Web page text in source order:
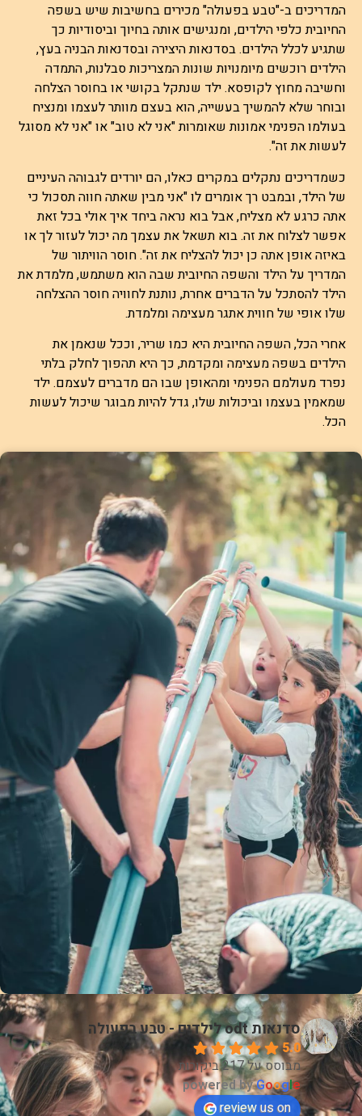
המדריכים ב-"טבע בפעולה" מכירים בחשיבות שיש בשפה
החיובית כלפי הילדים, ומנגישים אותה בחיוך וביסודיות כך
שתגיע לכלל הילדים. בסדנאות היצירה ובסדנאות הבניה בעץ,
הילדים רוכשים מיומנויות שונות המצריכות סבלנות, התמדה
וחשיבה מחוץ לקופסא. ילד שנתקל בקושי או בחוסר הצלחה
ובוחר שלא להמשיך בעשייה, הוא בעצם מוותר לעצמו ומנציח
בעולמו הפנימי אמונות שאומרות "אני לא טוב" או "אני לא מסוגל
לעשות את זה".
כשמדריכים נתקלים במקרים כאלו, הם יורדים לגבוהה העיניים
של הילד, ובמבט רך אומרים לו "אני מבין שאתה חווה תסכול כי
אתה כרגע לא מצליח, אבל בוא נראה ביחד איך אולי בכל זאת
אפשר לצלוח את זה. בוא תשאל את עצמך מה יכול לעזור לך או
באיזה אופן אתה כן יכול להצליח את זה". חוסר הוויתור של
המדריך על הילד והשפה החיובית שבה הוא משתמש, מלמדת את
הילד להסתכל על הדברים אחרת, נותנת לחוויה חוסר ההצלחה
שלו אופי של חווית אתגר מעצימה ומלמדת.
אחרי הכל, השפה החיובית היא כמו שריר, וככל שנאמן את
הילדים בשפה מעצימה ומקדמת, כך היא תהפוך לחלק בלתי
נפרד מעולמם הפנימי ומהאופן שבו הם מדברים לעצמם. ילד
שמאמין בעצמו וביכולות שלו, גדל להיות מבוגר שיכול לעשות
הכל.
סדנאות odt לילדים - טבע בפעולה
5.0
מבוסס על 217 ביקורות
powered byGoogle
review us on